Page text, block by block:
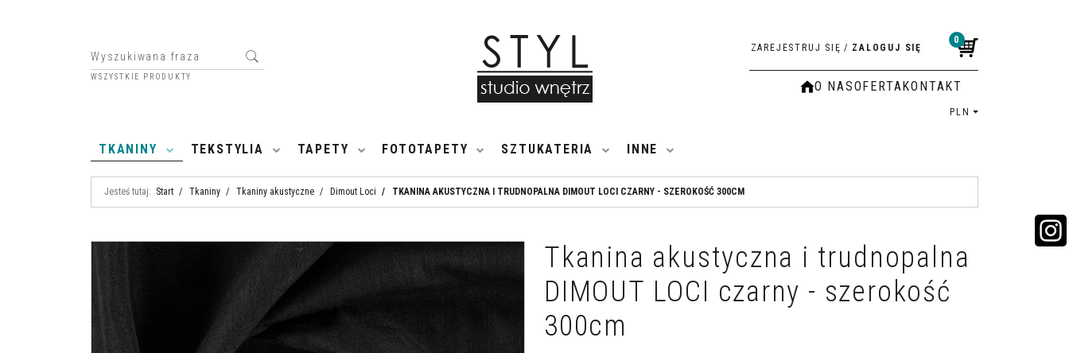
WSZYSTKIE PRODUKTY
0
ZAREJESTRUJ SIĘ / ZALOGUJ SIĘ
O NASOFERTAKONTAKT
PLN
TKANINY TEKSTYLIA TAPETY FOTOTAPETY SZTUKATERIA INNE
Jesteś tutaj: Start / Tkaniny / Tkaniny akustyczne / Dimout Loci / TKANINA AKUSTYCZNA I TRUDNOPALNA DIMOUT LOCI CZARNY - SZEROKOŚĆ 300CM
Tkanina akustyczna i trudnopalna
DIMOUT LOCI czarny - szerokość
300cm